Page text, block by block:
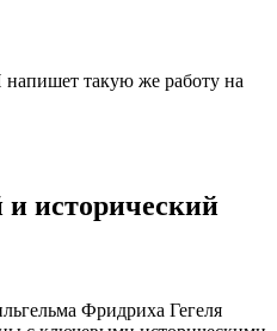
такую же работу на
исторический
Фридриха Гегеля